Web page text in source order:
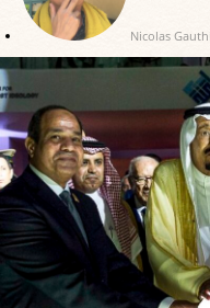
Nicolas